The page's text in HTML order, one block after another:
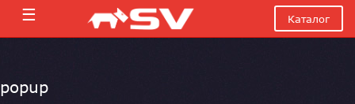
☰ Каталог
popup